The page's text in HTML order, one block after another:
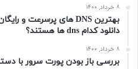
۸ خرداد, ۱۴۰۰
دانلود کدام dns ها هستند؟
۸ خرداد, ۱۴۰۰
بررسی باز بودن پورت سرور با